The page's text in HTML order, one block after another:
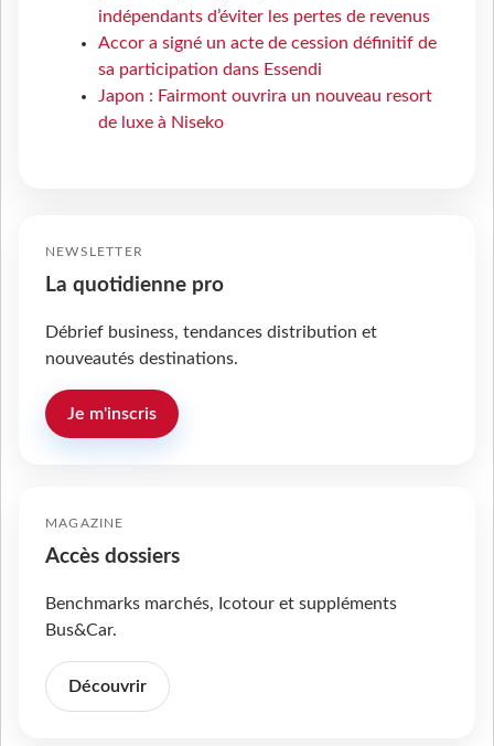
indépendants d’éviter les pertes de revenus
Accor a signé un acte de cession définitif de
sa participation dans Essendi
Japon : Fairmont ouvrira un nouveau resort
de luxe à Niseko
NEWSLETTER
La quotidienne pro
Débrief business, tendances distribution et
nouveautés destinations.
Je m'inscris
MAGAZINE
Accès dossiers
Benchmarks marchés, Icotour et suppléments
Bus&Car.
Découvrir